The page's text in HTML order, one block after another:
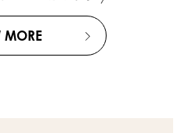
MORE